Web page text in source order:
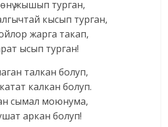
жышып турган,
кысып турган,
жарга такап,
ысып турган!
талкан болуп,
калкан болуп.
сымал моюнума,
аркан болуп!